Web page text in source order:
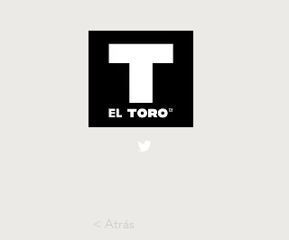
El Toro España
< Atrás